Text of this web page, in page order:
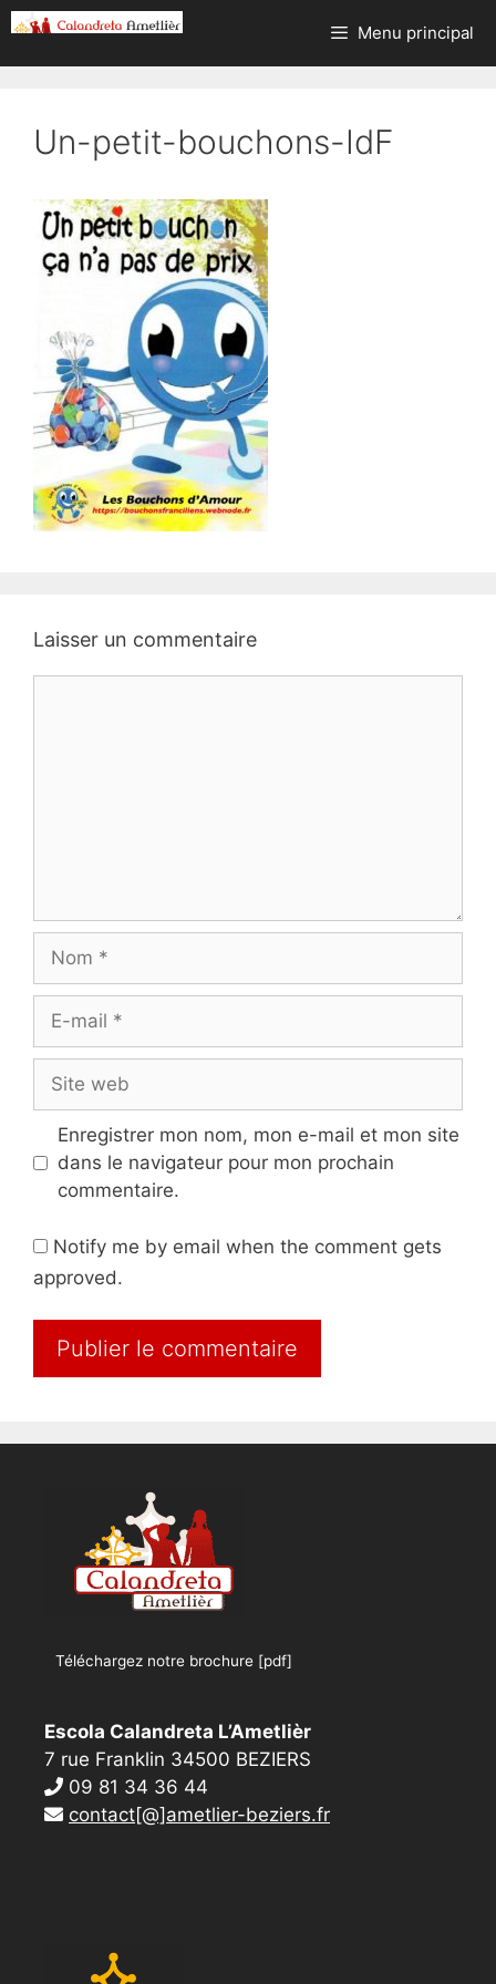
Aller
au
contenu
Menu principal
Un-petit-bouchons-IdF
Laisser un commentaire
Nom
Site
web
Enregistrer mon nom, mon e-mail et mon site
dans le navigateur pour mon prochain
commentaire.
Notify me by email when the comment gets
approved.
Téléchargez notre brochure [pdf]
Escola Calandreta L’Ametlièr
7 rue Franklin 34500 BEZIERS
09 81 34 36 44
contact[@]ametlier-beziers.fr